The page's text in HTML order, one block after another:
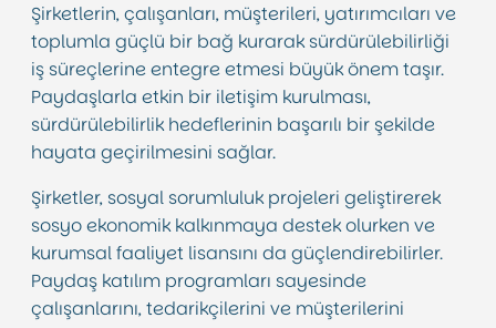
Şirketlerin, çalışanları, müşterileri, yatırımcıları ve
toplumla güçlü bir bağ kurarak sürdürülebilirliği
iş süreçlerine entegre etmesi büyük önem taşır.
Paydaşlarla etkin bir iletişim kurulması,
sürdürülebilirlik hedeflerinin başarılı bir şekilde
hayata geçirilmesini sağlar.
Şirketler, sosyal sorumluluk projeleri geliştirerek
sosyo ekonomik kalkınmaya destek olurken ve
kurumsal faaliyet lisansını da güçlendirebilirler.
Paydaş katılım programları sayesinde
çalışanlarını, tedarikçilerini ve müşterilerini